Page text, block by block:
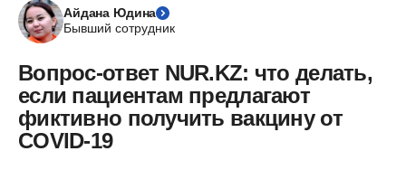
Айдана Юдина
Бывший сотрудник
Вопрос-ответ NUR.KZ: что делать,
если пациентам предлагают
фиктивно получить вакцину от
COVID-19